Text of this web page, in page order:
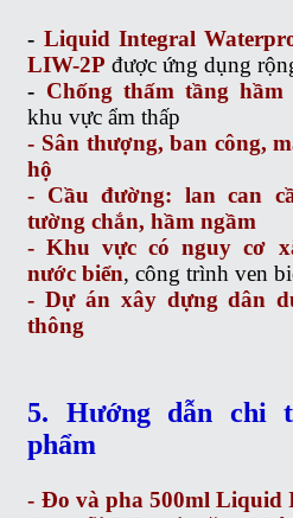
- Liquid Integral
LIW-2P được ứng dụng
- Chống thấm tầng
khu vực ẩm thấp
- Sân thượng, ban công,
hộ
- Cầu đường: lan can
tường chắn, hầm ngầm
- Khu vực có nguy cơ
nước biển, công trình ven
- Dự án xây dựng dân
thông
5. Hướng dẫn chi
phẩm
- Đo và pha 500ml Liquid